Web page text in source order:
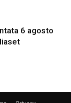
6 agosto